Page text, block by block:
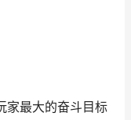
最大的奋斗目标